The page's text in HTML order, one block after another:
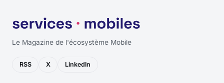
Le Magazine de l'écosystème Mobile
RSS X LinkedIn